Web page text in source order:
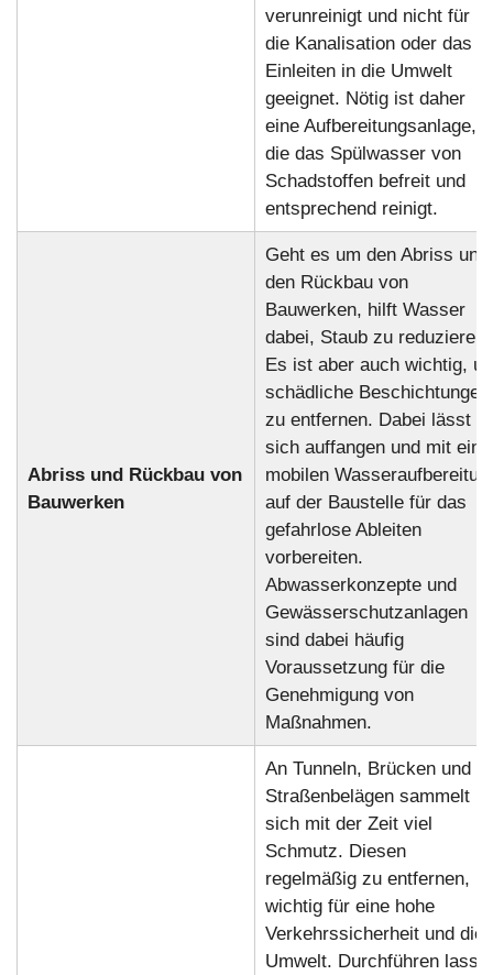
verunreinigt und nicht für
die Kanalisation oder das
Einleiten in die Umwelt
geeignet. Nötig ist daher
eine Aufbereitungsanlage,
die das Spülwasser von
Schadstoffen befreit und
entsprechend reinigt.
Abriss und Rückbau von
Bauwerken
Geht es um den Abriss und
den Rückbau von
Bauwerken, hilft Wasser
dabei, Staub zu reduzieren.
Es ist aber auch wichtig,
schädliche Beschichtungen
zu entfernen. Dabei lässt
sich auffangen und mit
mobilen
auf der Baustelle für das
gefahrlose Ableiten
vorbereiten.
Abwasserkonzepte und
Gewässerschutzanlagen
sind dabei häufig
Voraussetzung für die
Genehmigung von
Maßnahmen.
An Tunneln, Brücken und
Straßenbelägen sammelt
sich mit der Zeit viel
Schmutz. Diesen
regelmäßig zu entfernen,
wichtig für eine hohe
Verkehrssicherheit und die
Umwelt. Durchführen